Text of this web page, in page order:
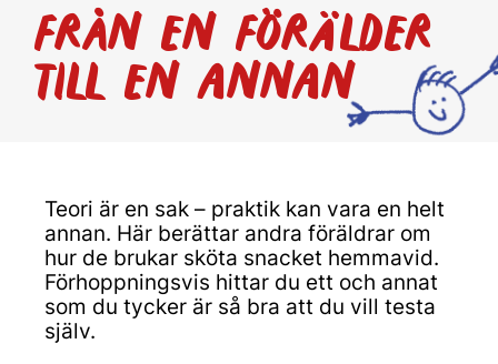
FRÅN EN FÖRÄLDER
TILL EN ANNAN
Teori är en sak – praktik kan vara en helt
annan. Här berättar andra föräldrar om
hur de brukar sköta snacket hemmavid.
Förhoppningsvis hittar du ett och annat
som du tycker är så bra att du vill testa
själv.